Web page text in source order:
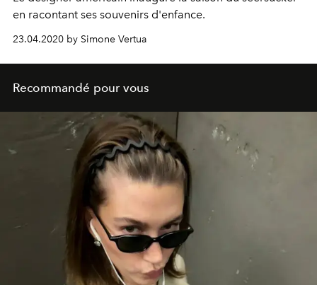
en racontant ses souvenirs d'enfance.
23.04.2020 by Simone Vertua
Recommandé pour vous